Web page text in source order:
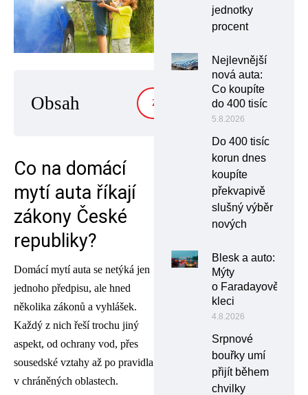
Obsah ZOBRAZIT
Co na domácí
mytí auta říkají
zákony České
republiky?
Domácí mytí auta se netýká jen
jednoho předpisu, ale hned
několika zákonů a vyhlášek.
Každý z nich řeší trochu jiný
aspekt, od ochrany vod, přes
sousedské vztahy až po pravidla
v chráněných oblastech.
jednotky
procent
Nejlevnější
nová auta:
Co koupíte
do 400 tisíc
5.8.2026
Do 400 tisíc
korun dnes
koupíte
překvapivě
slušný výběr
nových
Blesk a auto:
Mýty
o Faradayově
kleci
4.8.2026
Srpnové
bouřky umí
přijít během
chvilky